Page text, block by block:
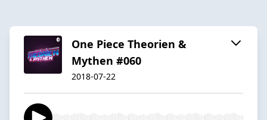
One Piece Theorien &
Mythen #060
2018-07-22